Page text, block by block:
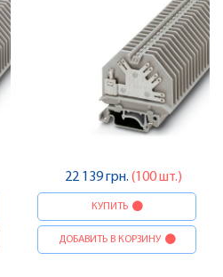
22 139 грн. (100 шт.)
КУПИТЬ
ДОБАВИТЬ В КОРЗИНУ